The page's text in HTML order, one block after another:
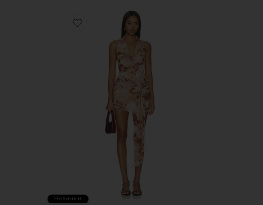
Favorite ПЛАТЬЕ AMBER
Новинки